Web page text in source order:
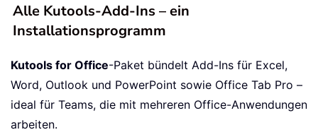
Alle Kutools-Add-Ins – ein
Installationsprogramm
Kutools for Office-Paket bündelt Add-Ins für Excel,
Word, Outlook und PowerPoint sowie Office Tab Pro –
ideal für Teams, die mit mehreren Office-Anwendungen
arbeiten.